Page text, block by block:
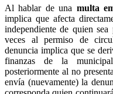
Al hablar de una multa
implica que afecta
independiente de quien
veces al permiso de
denuncia implica que se
finanzas de la
posteriormente al no
envía (nuevamente) la